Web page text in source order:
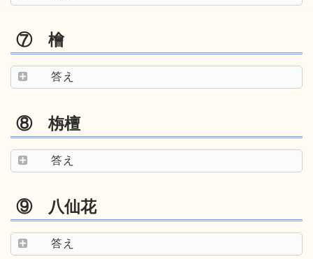
⑦ 檜
答え
⑧ 栴檀
答え
⑨ 八仙花
答え